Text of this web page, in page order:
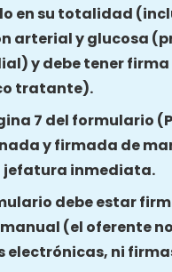
en su totalidad
arterial y glucosa
y debe tener firma
tratante).
7 del formulario
y firmada de
jefatura inmediata.
debe estar
(el oferente
electrónicas, ni